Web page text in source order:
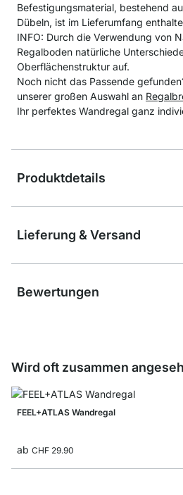
Befestigungsmaterial, bestehend
Dübeln, ist im Lieferumfang
INFO: Durch die Verwendung von
Regalboden natürliche
Oberflächenstruktur auf.
Noch nicht das Passende
unserer großen Auswahl an
Ihr perfektes Wandregal ganz
Produktdetails
Lieferung & Versand
Bewertungen
Wird oft zusammen
FEEL+ATLAS Wandregal
ab CHF 29.90